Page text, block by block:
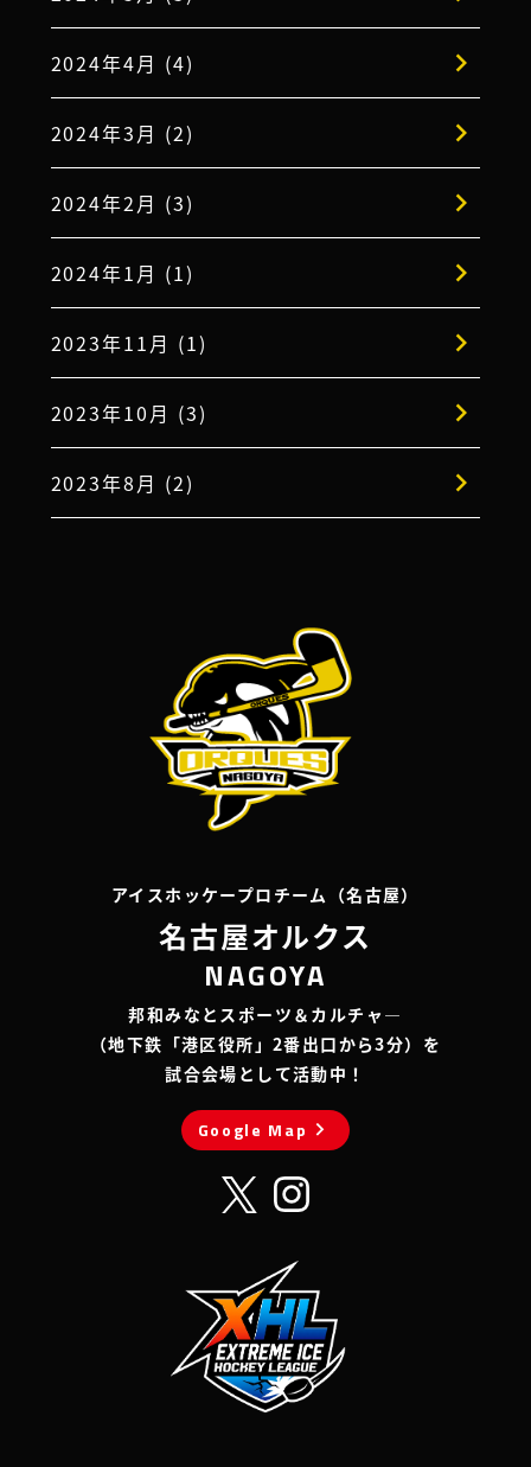
2024年4月 (4)
2024年3月 (2)
2024年2月 (3)
2024年1月 (1)
2023年11月 (1)
2023年10月 (3)
2023年8月 (2)
アイスホッケープロチーム（名古屋）
名古屋オルクス
NAGOYA
邦和みなとスポーツ＆カルチャ―
（地下鉄「港区役所」2番出口から3分）を
試合会場として活動中！
Google Map chevron_right